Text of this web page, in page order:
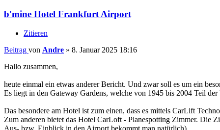
b'mine Hotel Frankfurt Airport
Zitieren
Beitrag von Andre » 8. Januar 2025 18:16
Hallo zusammen,
heute einmal ein etwas anderer Bericht. Und zwar soll es um ein
Es liegt in den Gateway Gardens, welche von 1945 bis 2004 Teil
Das besondere am Hotel ist zum einen, dass es mittels CarLift
Zum anderen bietet das Hotel CarLoft - Planespotting Zimmer. Die
Aus- bzw. Einblick in den Airport bekommt man natürlich).